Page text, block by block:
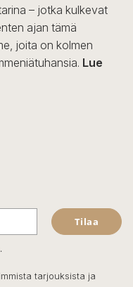
– jotka kulkevat
ajan tämä
joita on kolmen
Lue
Tilaa
.
tarjouksista ja